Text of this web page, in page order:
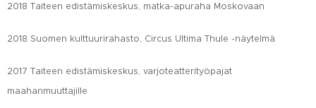
2018 Taiteen edistämiskeskus, matka-apuraha Moskovaan
2018 Suomen kulttuurirahasto, Circus Ultima Thule -näytelmä
2017 Taiteen edistämiskeskus, varjoteatterityöpajat
maahanmuuttajille